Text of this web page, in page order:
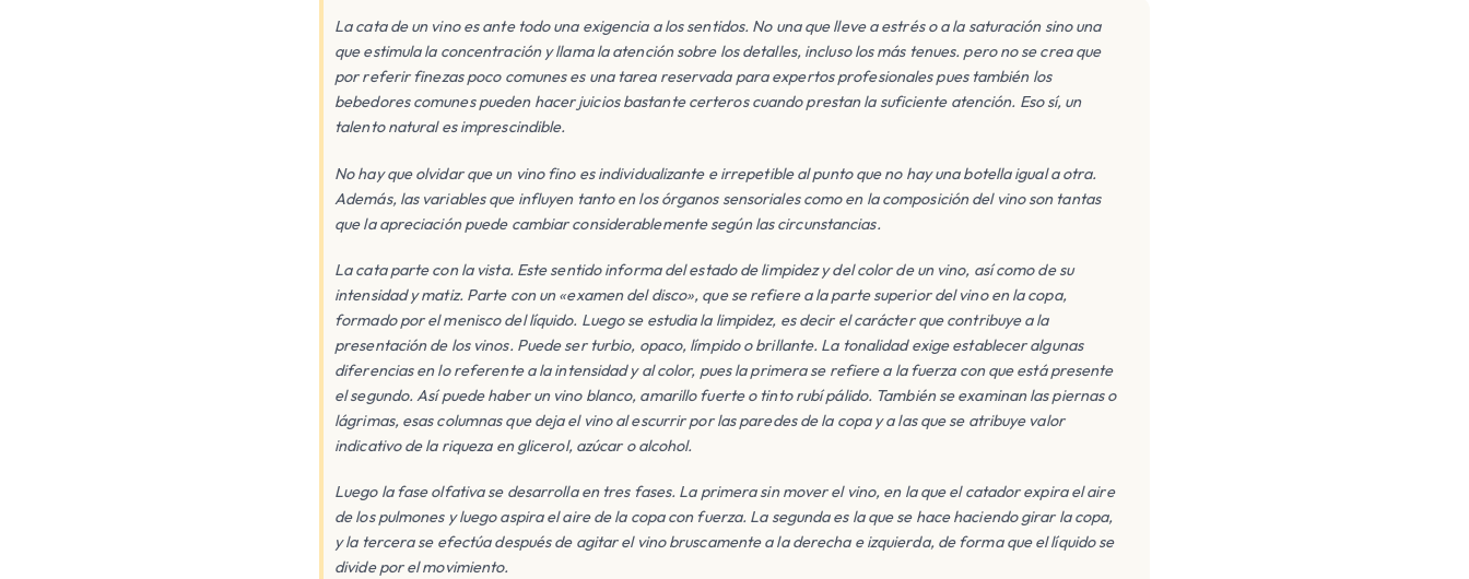
La cata de un vino es ante todo una exigencia a los sentidos. No una que lleve a estrés o a la saturación sino una
que estimula la concentración y llama la atención sobre los detalles, incluso los más tenues. pero no se crea que
por referir finezas poco comunes es una tarea reservada para expertos profesionales pues también los
bebedores comunes pueden hacer juicios bastante certeros cuando prestan la suficiente atención. Eso sí, un
talento natural es imprescindible.
No hay que olvidar que un vino fino es individualizante e irrepetible al punto que no hay una botella igual a otra.
Además, las variables que influyen tanto en los órganos sensoriales como en la composición del vino son tantas
que la apreciación puede cambiar considerablemente según las circunstancias.
La cata parte con la vista. Este sentido informa del estado de limpidez y del color de un vino, así como de su
intensidad y matiz. Parte con un «examen del disco», que se refiere a la parte superior del vino en la copa,
formado por el menisco del líquido. Luego se estudia la limpidez, es decir el carácter que contribuye a la
presentación de los vinos. Puede ser turbio, opaco, límpido o brillante. La tonalidad exige establecer algunas
diferencias en lo referente a la intensidad y al color, pues la primera se refiere a la fuerza con que está presente
el segundo. Así puede haber un vino blanco, amarillo fuerte o tinto rubí pálido. También se examinan las piernas o
lágrimas, esas columnas que deja el vino al escurrir por las paredes de la copa y a las que se atribuye valor
indicativo de la riqueza en glicerol, azúcar o alcohol.
Luego la fase olfativa se desarrolla en tres fases. La primera sin mover el vino, en la que el catador expira el aire
de los pulmones y luego aspira el aire de la copa con fuerza. La segunda es la que se hace haciendo girar la copa,
y la tercera se efectúa después de agitar el vino bruscamente a la derecha e izquierda, de forma que el líquido se
divide por el movimiento.